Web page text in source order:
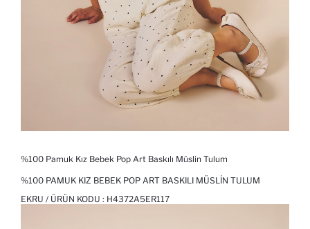
%100 Pamuk Kız Bebek Pop Art Baskılı Müslin Tulum
%100 PAMUK KIZ BEBEK POP ART BASKILI MÜSLIN TULUM
EKRU / ÜRÜN KODU : H4372A5ER117